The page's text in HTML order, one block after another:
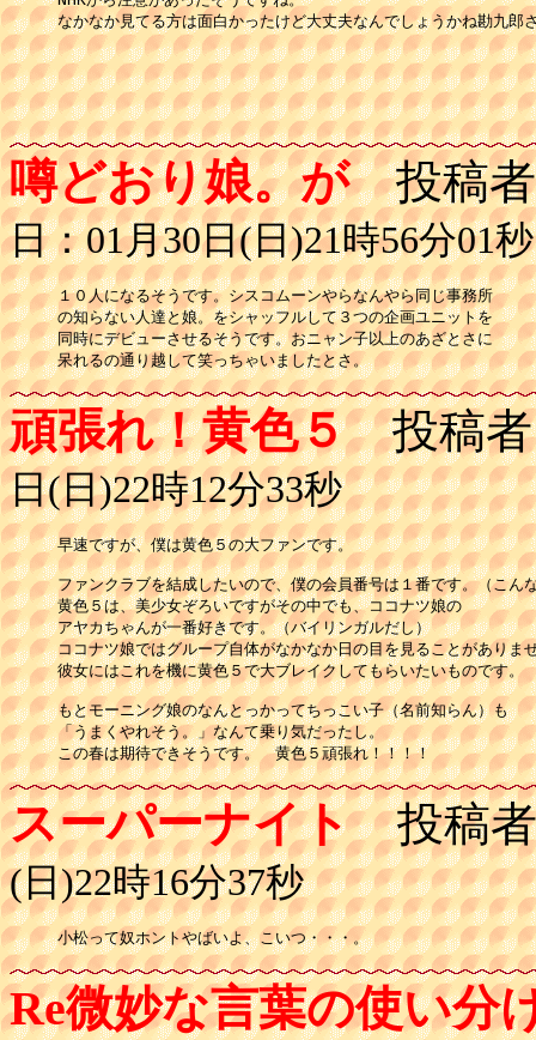
なかなか見てる方は面白かったけど大丈夫なんでしょうかね勘九郎
噂どおり娘。が投稿者
日：01月30日(日)21時56分01秒
１０人になるそうです。シスコムーンやらなんやら同じ事務所
の知らない人達と娘。をシャッフルして３つの企画ユニットを
同時にデビューさせるそうです。おニャン子以上のあざとさに
呆れるの通り越して笑っちゃいましたとさ。
頑張れ！黄色５投稿者
日(日)22時12分33秒
早速ですが、僕は黄色５の大ファンです。
ファンクラブを結成したいので、僕の会員番号は１番です。（こん
黄色５は、美少女ぞろいですがその中でも、ココナツ娘の
アヤカちゃんが一番好きです。（バイリンガルだし）
ココナツ娘ではグループ自体がなかなか日の目を見ることがありま
彼女にはこれを機に黄色５で大ブレイクしてもらいたいものです。
もとモーニング娘のなんとっかってちっこい子（名前知らん）も
「うまくやれそう。」なんて乗り気だったし。
この春は期待できそうです。　黄色５頑張れ！！！！
スーパーナイト投稿
(日)22時16分37秒
小松って奴ホントやばいよ、こいつ・・・。
Re微妙な言葉の使い分